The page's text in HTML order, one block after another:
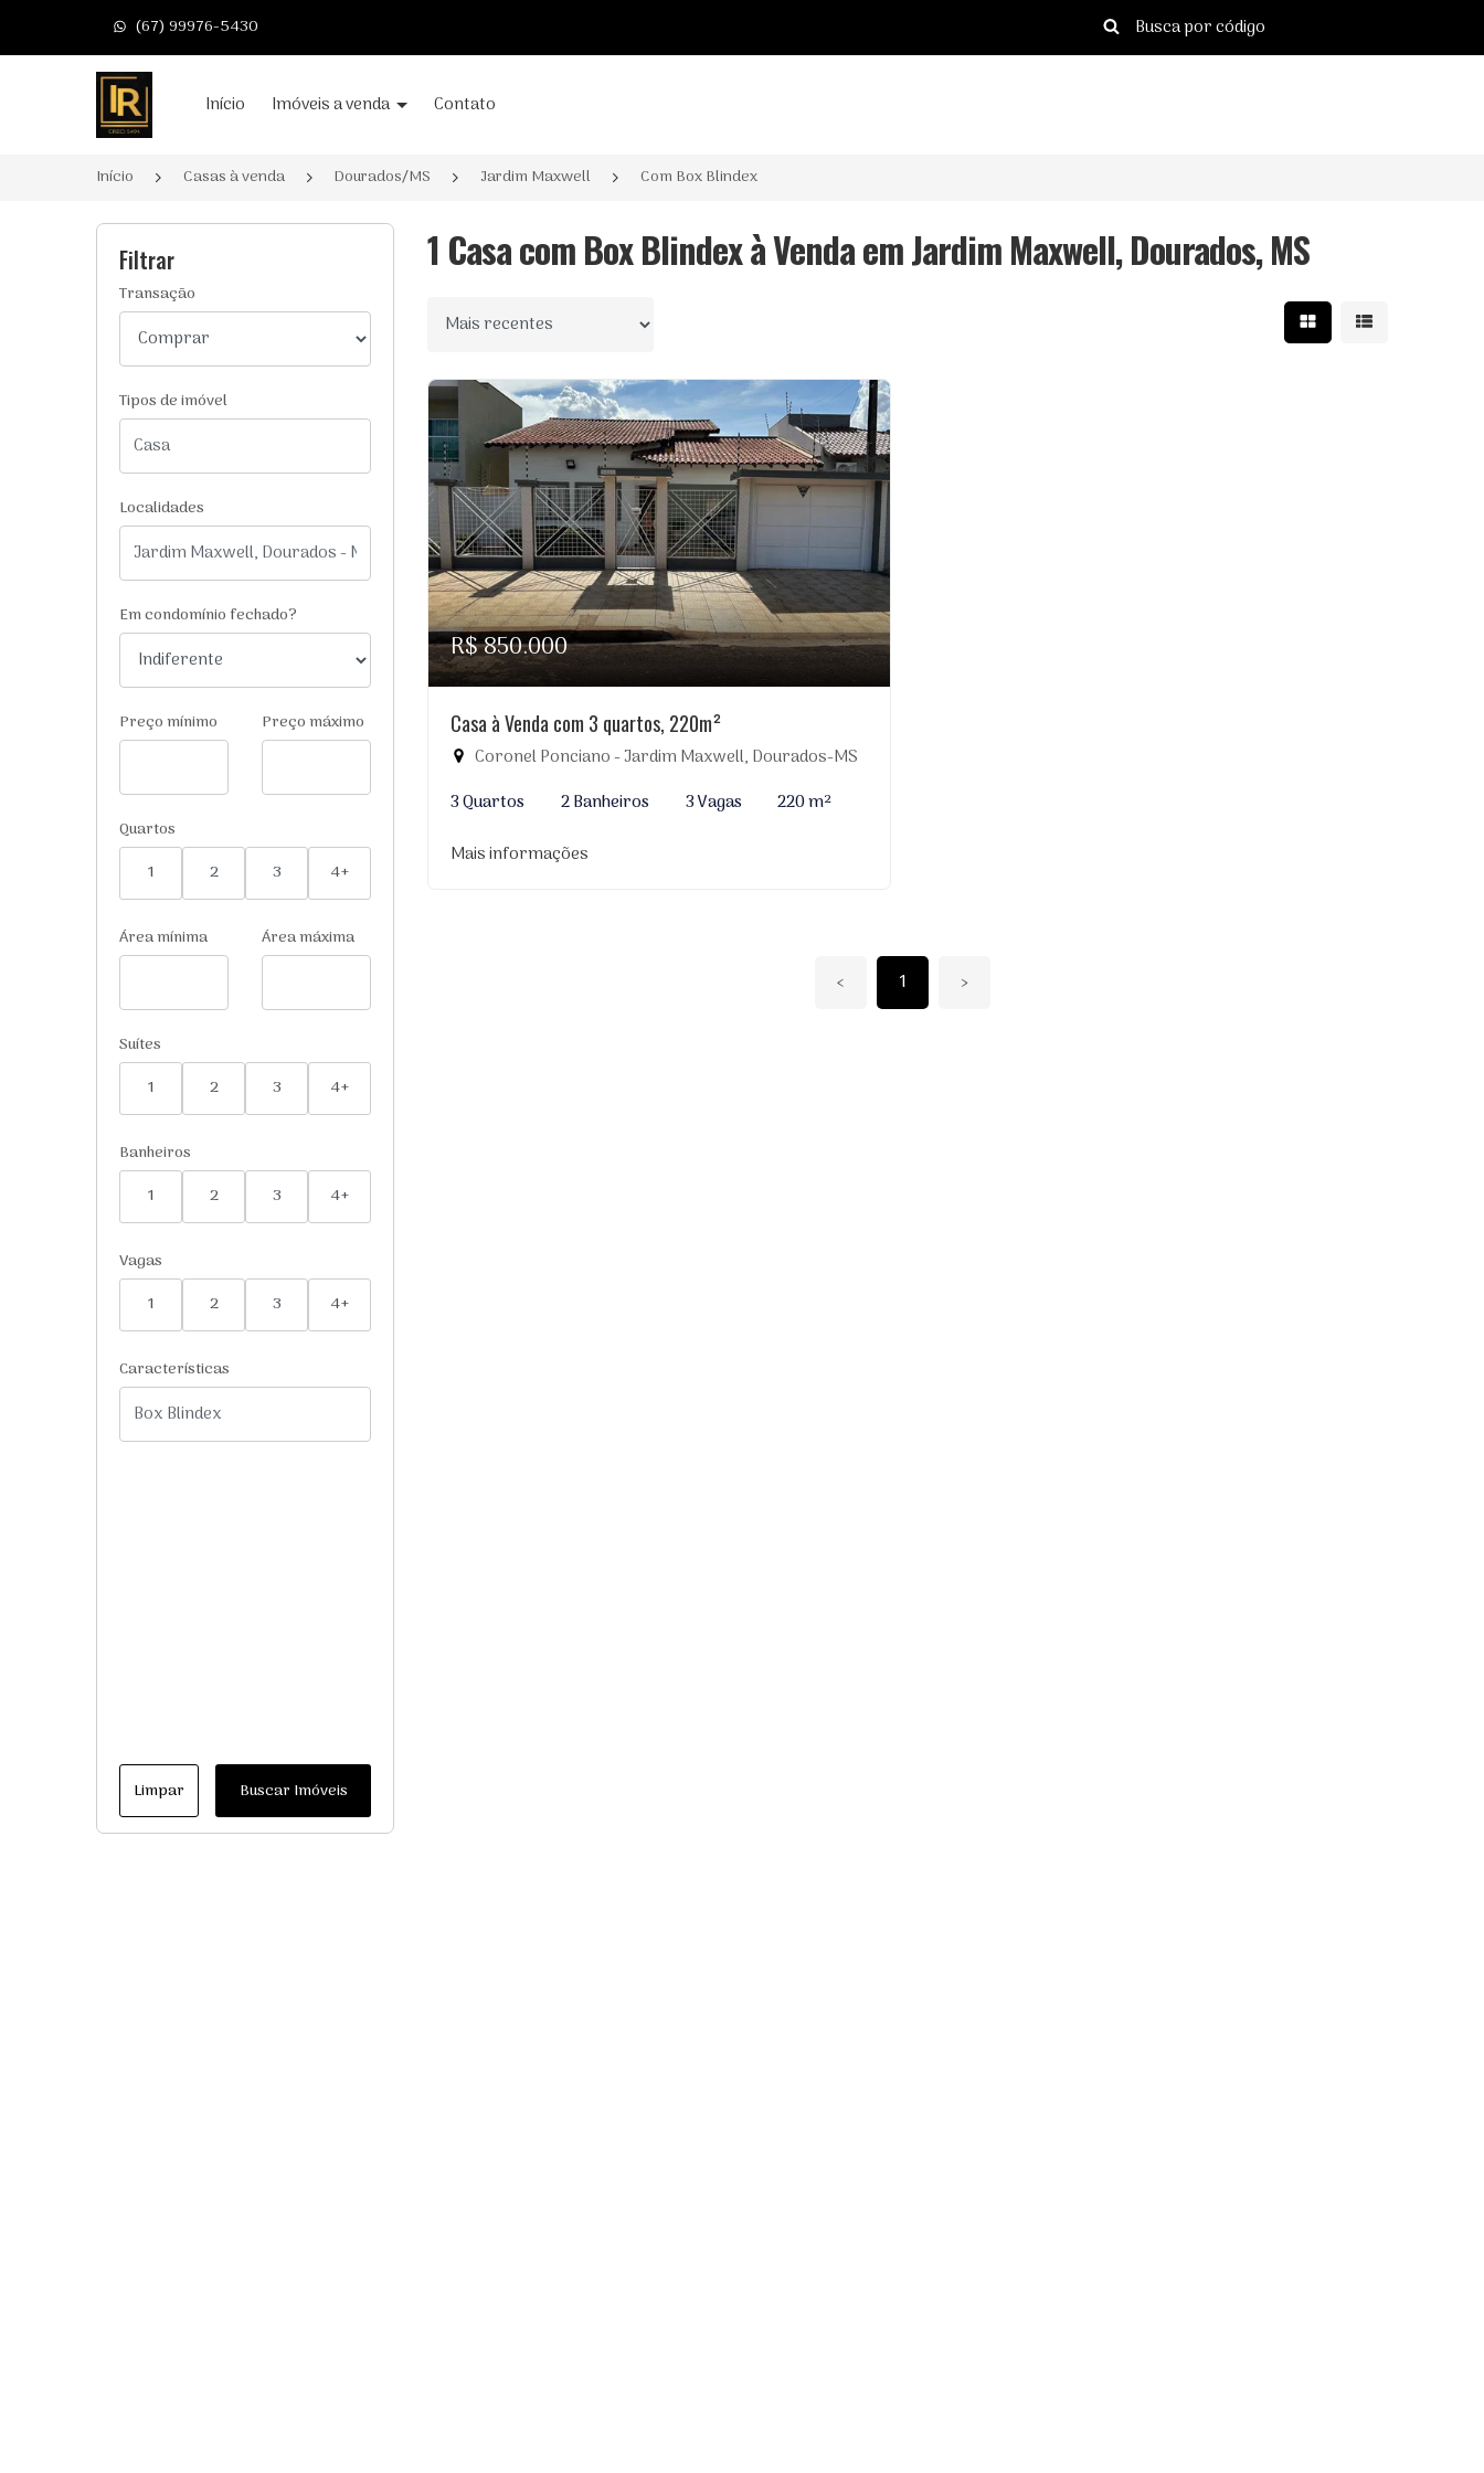
(67) 99976-5430
Página inicialInício Imóveis a venda Contato
Início Casas à venda Dourados/MS Jardim Maxwell Com Box Blindex
Filtrar
Transação
Tipos de imóvel
Localidades
Em condomínio fechado?
Preço mínimo Preço máximo
Quartos
1
2 3 4+
Área mínima Área máxima
Suítes
1
2 3 4+
Banheiros
1
2 3 4+
Vagas
1
2 3 4+
Características
Limpar Buscar Imóveis
1 Casa com Box Blindex à Venda em Jardim Maxwell, Dourados, MS
Ordenar por Mostrar resultados
Mostrar
R$ 850.000
Casa à Venda com 3 quartos, 220m²
Coronel Ponciano - Jardim Maxwell, Dourados-MS
3 Quartos
2 Banheiros 3 Vagas
220 m²
Mais informações
‹ 1 ›